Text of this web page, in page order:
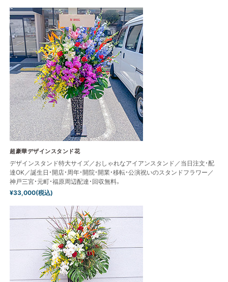
超豪華デザインスタンド花
デザインスタンド特大サイズ／おしゃれなアイアンスタンド／当日注文・配
達OK／誕生日・開店・周年・開院・開業・移転・公演祝いのスタンドフラワー／
神戸三宮・元町・福原周辺配達・回収無料。
¥33,000(税込)